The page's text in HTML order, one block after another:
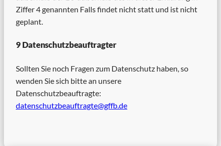
Ziffer 4 genannten Falls findet nicht statt und ist nicht
geplant.
9 Datenschutzbeauftragter
Sollten Sie noch Fragen zum Datenschutz haben, so
wenden Sie sich bitte an unsere
Datenschutzbeauftragte:
datenschutzbeauftragte@gffb.de